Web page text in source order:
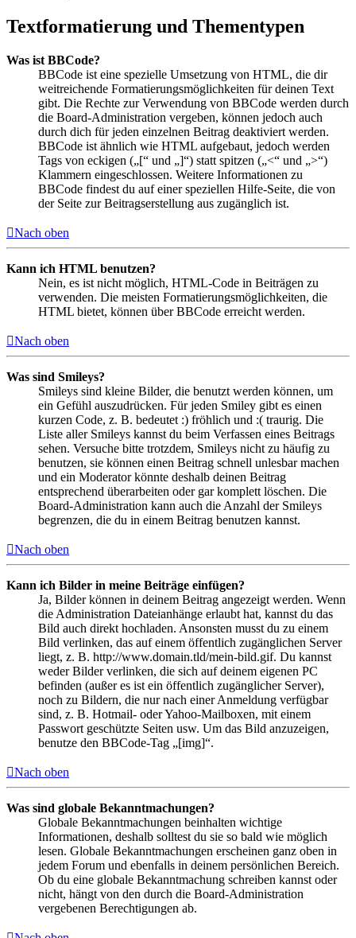
Textformatierung und Thementypen
Was ist BBCode?
BBCode ist eine spezielle Umsetzung von HTML, die dir
weitreichende Formatierungsmöglichkeiten für deinen Text
gibt. Die Rechte zur Verwendung von BBCode werden durch
die Board-Administration vergeben, können jedoch auch
durch dich für jeden einzelnen Beitrag deaktiviert werden.
BBCode ist ähnlich wie HTML aufgebaut, jedoch werden
Tags von eckigen („[“ und „]“) statt spitzen („<“ und „>“)
Klammern eingeschlossen. Weitere Informationen zu
BBCode findest du auf einer speziellen Hilfe-Seite, die von
der Seite zur Beitragserstellung aus zugänglich ist.
Nach oben
Kann ich HTML benutzen?
Nein, es ist nicht möglich, HTML-Code in Beiträgen zu
verwenden. Die meisten Formatierungsmöglichkeiten, die
HTML bietet, können über BBCode erreicht werden.
Nach oben
Was sind Smileys?
Smileys sind kleine Bilder, die benutzt werden können, um
ein Gefühl auszudrücken. Für jeden Smiley gibt es einen
kurzen Code, z. B. bedeutet :) fröhlich und :( traurig. Die
Liste aller Smileys kannst du beim Verfassen eines Beitrags
sehen. Versuche bitte trotzdem, Smileys nicht zu häufig zu
benutzen, sie können einen Beitrag schnell unlesbar machen
und ein Moderator könnte deshalb deinen Beitrag
entsprechend überarbeiten oder gar komplett löschen. Die
Board-Administration kann auch die Anzahl der Smileys
begrenzen, die du in einem Beitrag benutzen kannst.
Nach oben
Kann ich Bilder in meine Beiträge einfügen?
Ja, Bilder können in deinem Beitrag angezeigt werden. Wenn
die Administration Dateianhänge erlaubt hat, kannst du das
Bild auch direkt hochladen. Ansonsten musst du zu einem
Bild verlinken, das auf einem öffentlich zugänglichen Server
liegt, z. B. http://www.domain.tld/mein-bild.gif. Du kannst
weder Bilder verlinken, die sich auf deinem eigenen PC
befinden (außer es ist ein öffentlich zugänglicher Server),
noch zu Bildern, die nur nach einer Anmeldung verfügbar
sind, z. B. Hotmail- oder Yahoo-Mailboxen, mit einem
Passwort geschützte Seiten usw. Um das Bild anzuzeigen,
benutze den BBCode-Tag „[img]“.
Nach oben
Was sind globale Bekanntmachungen?
Globale Bekanntmachungen beinhalten wichtige
Informationen, deshalb solltest du sie so bald wie möglich
lesen. Globale Bekanntmachungen erscheinen ganz oben in
jedem Forum und ebenfalls in deinem persönlichen Bereich.
Ob du eine globale Bekanntmachung schreiben kannst oder
nicht, hängt von den durch die Board-Administration
vergebenen Berechtigungen ab.